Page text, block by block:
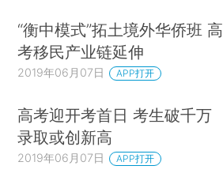
“衡中模式”拓土境外华侨班 高
考移民产业链延伸
2019年06月07日 APP打开
高考迎开考首日 考生破千万
录取或创新高
2019年06月07日 APP打开